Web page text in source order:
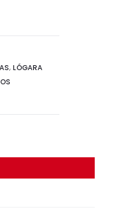
, LÓGARA